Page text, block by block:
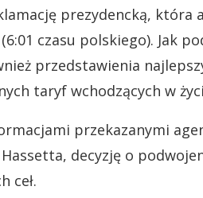
prezydencką, która
czasu polskiego). Jak
przedstawienia
taryf wchodzących w
przekazanymi
Hassetta, decyzję o
ceł.